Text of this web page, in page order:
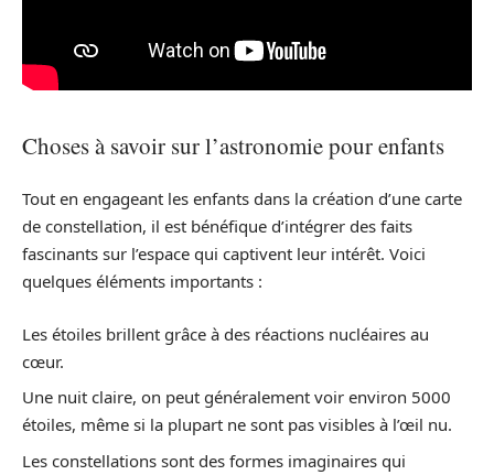
Choses à savoir sur l’astronomie pour enfants
Tout en engageant les enfants dans la création d’une carte
de constellation, il est bénéfique d’intégrer des faits
fascinants sur l’espace qui captivent leur intérêt. Voici
quelques éléments importants :
Les étoiles brillent grâce à des réactions nucléaires au
cœur.
Une nuit claire, on peut généralement voir environ 5000
étoiles, même si la plupart ne sont pas visibles à l’œil nu.
Les constellations sont des formes imaginaires qui